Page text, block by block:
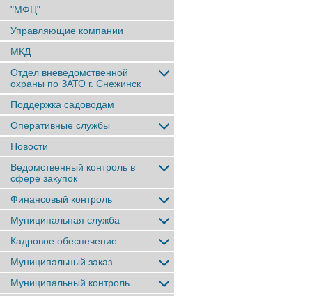
"МФЦ"
Управляющие компании
МКД
Отдел вневедомственной
охраны по ЗАТО г. Снежинск
Поддержка садоводам
Оперативные службы
Новости
Ведомственный контроль в
сфере закупок
Финансовый контроль
Муниципальная служба
Кадровое обеспечение
Муниципальный заказ
Муниципальный контроль